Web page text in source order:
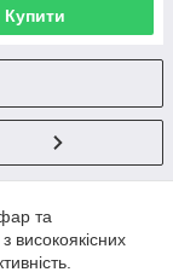
Купити
та
високоякісних